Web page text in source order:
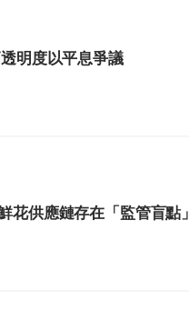
明度以平息爭議
花供應鏈存在「監管盲點」